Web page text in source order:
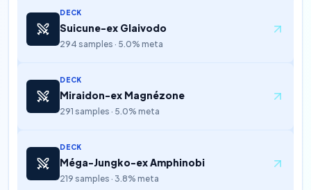
DECK
Suicune-ex Glaivodo
294 samples · 5.0% meta
DECK
Miraidon-ex Magnézone
291 samples · 5.0% meta
DECK
Méga-Jungko-ex Amphinobi
219 samples · 3.8% meta